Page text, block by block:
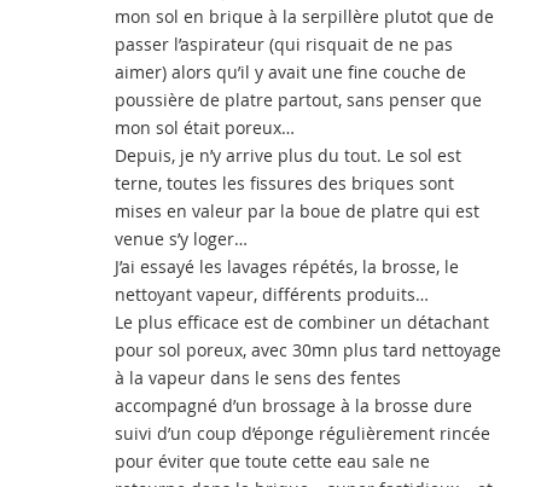
mon sol en brique à la serpillère plutot que de
passer l’aspirateur (qui risquait de ne pas
aimer) alors qu’il y avait une fine couche de
poussière de platre partout, sans penser que
mon sol était poreux…
Depuis, je n’y arrive plus du tout. Le sol est
terne, toutes les fissures des briques sont
mises en valeur par la boue de platre qui est
venue s’y loger…
J’ai essayé les lavages répétés, la brosse, le
nettoyant vapeur, différents produits…
Le plus efficace est de combiner un détachant
pour sol poreux, avec 30mn plus tard nettoyage
à la vapeur dans le sens des fentes
accompagné d’un brossage à la brosse dure
suivi d’un coup d’éponge régulièrement rincée
pour éviter que toute cette eau sale ne